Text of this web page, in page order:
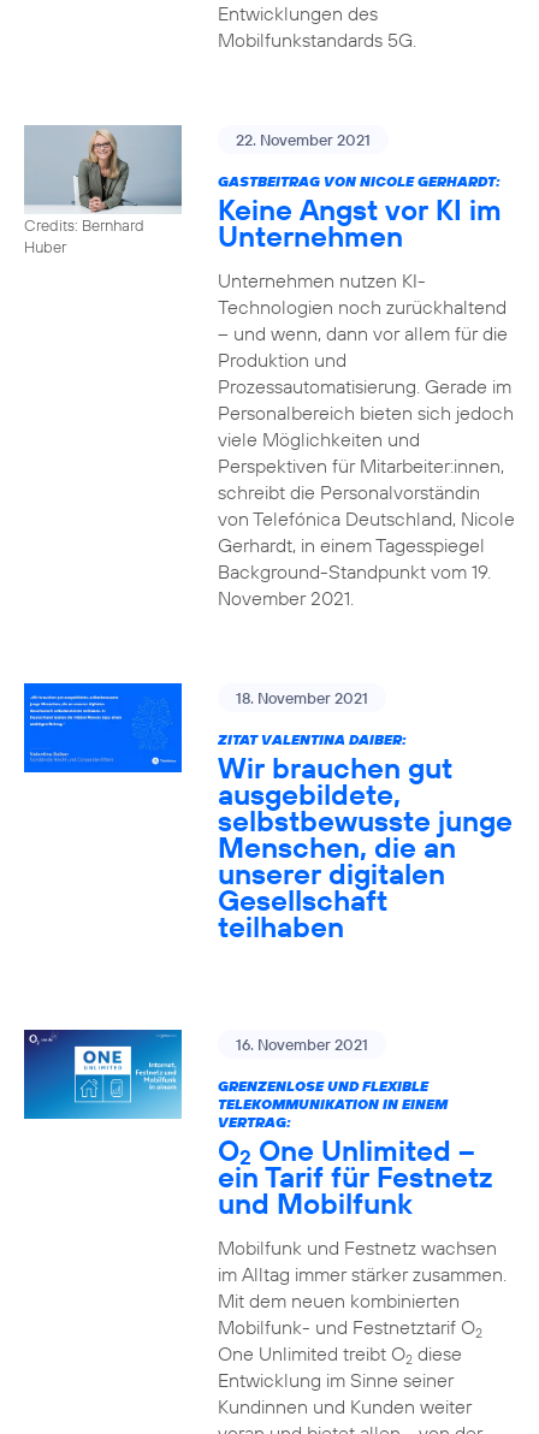
Entwicklungen des
Mobilfunkstandards 5G.
Credits: Bernhard
Huber
22. November 2021
GASTBEITRAG VON NICOLE GERHARDT:
Keine Angst vor KI im
Unternehmen
Unternehmen nutzen KI-
Technologien noch zurückhaltend
– und wenn, dann vor allem für die
Produktion und
Prozessautomatisierung. Gerade im
Personalbereich bieten sich jedoch
viele Möglichkeiten und
Perspektiven für Mitarbeiter:innen,
schreibt die Personalvorständin
von Telefónica Deutschland, Nicole
Gerhardt, in einem Tagesspiegel
Background-Standpunkt vom 19.
November 2021.
18. November 2021
ZITAT VALENTINA DAIBER:
Wir brauchen gut
ausgebildete,
selbstbewusste junge
Menschen, die an
unserer digitalen
Gesellschaft
teilhaben
16. November 2021
GRENZENLOSE UND FLEXIBLE
TELEKOMMUNIKATION IN EINEM
VERTRAG:
O2 One Unlimited –
ein Tarif für Festnetz
und Mobilfunk
Mobilfunk und Festnetz wachsen
im Alltag immer stärker zusammen.
Mit dem neuen kombinierten
Mobilfunk- und Festnetztarif O2
One Unlimited treibt O2diese
Entwicklung im Sinne seiner
Kundinnen und Kunden weiter